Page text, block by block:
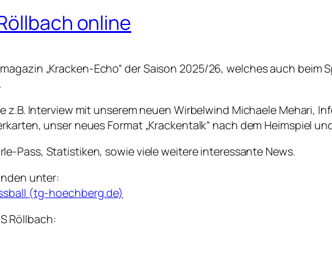
online
„Kracken-Echo“ der Saison 2025/26, welches auch beim
z.B. Interview mit unserem neuen Wirbelwind Michaele Mehari,
unser neues Format „Krackentalk“ nach dem Heimspiel
Pass, Statistiken, sowie viele weitere interessante News.
unter:
(tg-hoechberg.de)
Röllbach: